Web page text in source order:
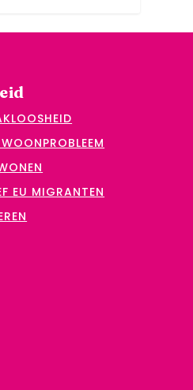
EU MIGRANTEN